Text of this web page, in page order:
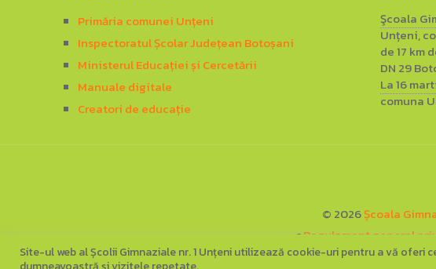
Primăria comunei Unțeni
Inspectoratul Școlar Județean Botoșani
Ministerul Educației și Cercetării
Manuale digitale
Creatori de educație
Şcoala
Unțeni,
de 17 km
DN 29
La 16
comuna
© 2026Școala
▪Regulament general
Site-ul web al Școlii Gimnaziale nr. 1 Unțeni utilizează cookie-uri pentru a vă oferi